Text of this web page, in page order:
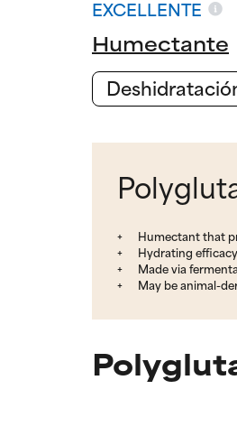
EXCELLENTE
Humectante
Humectant that
Hydrating
Made via
May be animal-